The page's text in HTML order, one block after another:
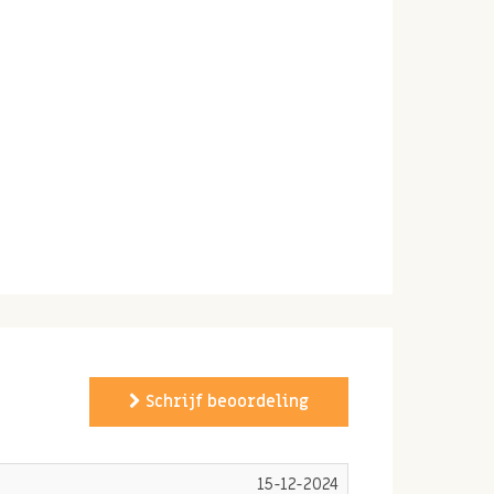
Schrijf beoordeling
15-12-2024